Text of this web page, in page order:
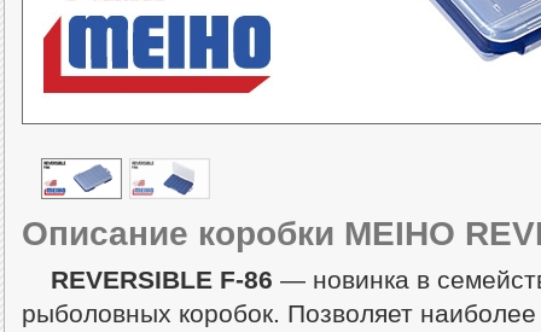
Описание коробки MEIHO
REVERSIBLE F-86 — новинка в
рыболовных коробок. Позволяет